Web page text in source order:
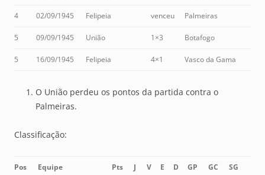
4 02/09/1945 Felipeia venceu Palmeiras
5 09/09/1945 União 1×3 Botafogo
5 16/09/1945 Felipeia 4×1 Vasco da Gama
O União perdeu os pontos da partida contra o
Palmeiras.
Classificação:
Pos Equipe Pts J V E D GP GC SG